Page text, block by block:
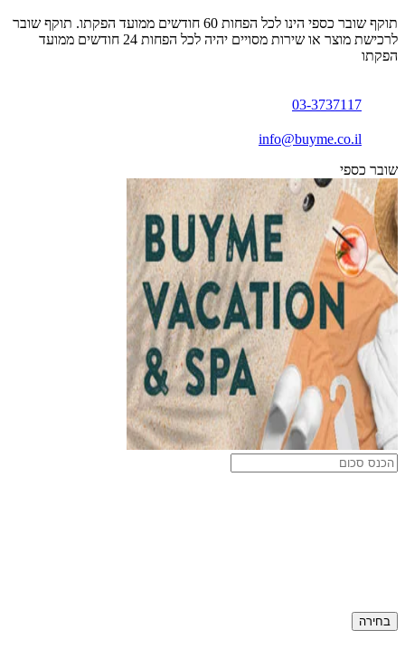
תוקף שובר כספי הינו לכל הפחות 60 חודשים ממועד הפקתו. תוקף שובר
לרכישת מוצר או שירות מסויים יהיה לכל הפחות 24 חודשים ממועד
הפקתו
03-3737117
info@buyme.co.il
שובר כספי
בחירה